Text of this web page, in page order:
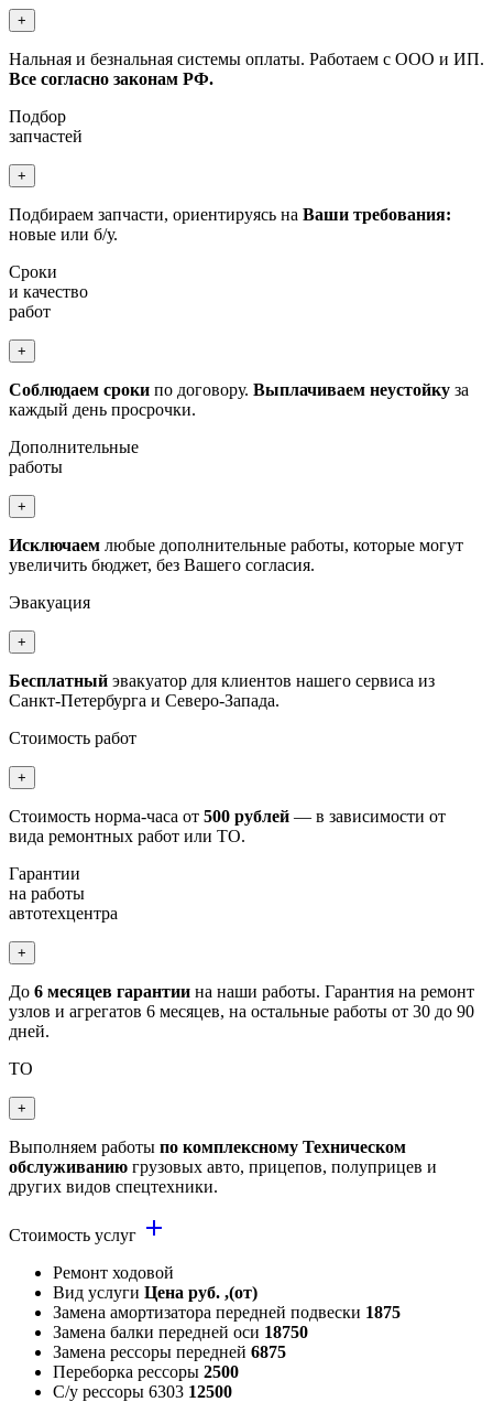
+
Нальная и безнальная системы оплаты. Работаем с ООО и ИП.
Все согласно законам РФ.
Подбор
запчастей
+
Подбираем запчасти, ориентируясь на Ваши требования:
новые или б/у.
Сроки
и качество
работ
+
Соблюдаем сроки по договору. Выплачиваем неустойку за
каждый день просрочки.
Дополнительные
работы
+
Исключаем любые дополнительные работы, которые могут
увеличить бюджет, без Вашего согласия.
Эвакуация
+
Бесплатный эвакуатор для клиентов нашего сервиса из
Санкт-Петербурга и Северо-Запада.
Стоимость работ
+
Стоимость норма-часа от 500 рублей — в зависимости от
вида ремонтных работ или ТО.
Гарантии
на работы
автотехцентра
+
До 6 месяцев гарантии на наши работы. Гарантия на ремонт
узлов и агрегатов 6 месяцев, на остальные работы от 30 до 90
дней.
ТО
+
Выполняем работы по комплексному Техническом
обслуживанию грузовых авто, прицепов, полуприцев и
других видов спецтехники.
Стоимость услуг add
Ремонт ходовой
Вид услуги Цена руб. ,(от)
Замена амортизатора передней подвески 1875
Замена балки передней оси 18750
Замена рессоры передней 6875
Переборка рессоры 2500
С/у рессоры 6303 12500